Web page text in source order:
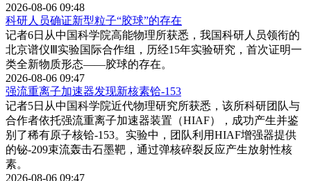
2026-08-06 09:48
科研人员确证新型粒子“胶球”的存在
记者6日从中国科学院高能物理所获悉，我国科研人员领衔的
北京谱仪Ⅲ实验国际合作组，历经15年实验研究，首次证明一
类全新物质形态——胶球的存在。
2026-08-06 09:47
强流重离子加速器发现新核素铪-153
记者5日从中国科学院近代物理研究所获悉，该所科研团队与
合作者依托强流重离子加速器装置（HIAF），成功产生并鉴
别了稀有原子核铪-153。实验中，团队利用HIAF增强器提供
的铋-209束流轰击石墨靶，通过弹核碎裂反应产生放射性核
素。
2026-08-06 09:47